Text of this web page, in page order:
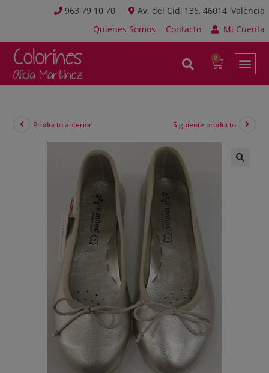
963 79 10 70
Av. del Cid, 136, 46014, Valencia
Quienes Somos
Contacto Mi Cuenta
Producto anterior Siguiente producto